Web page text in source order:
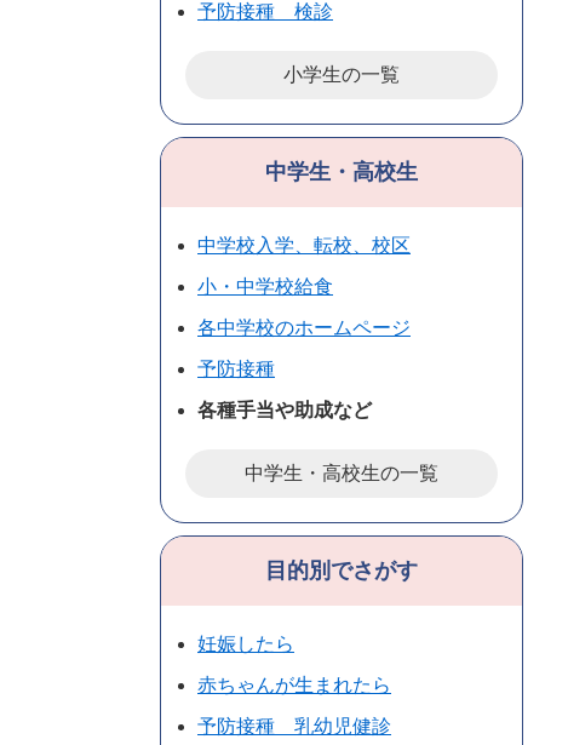
予防接種 検診
小学生の一覧
中学生・高校生
中学校入学、転校、校区
小・中学校給食
各中学校のホームページ
予防接種
各種手当や助成など
中学生・高校生の一覧
目的別でさがす
妊娠したら
赤ちゃんが生まれたら
予防接種 乳幼児健診